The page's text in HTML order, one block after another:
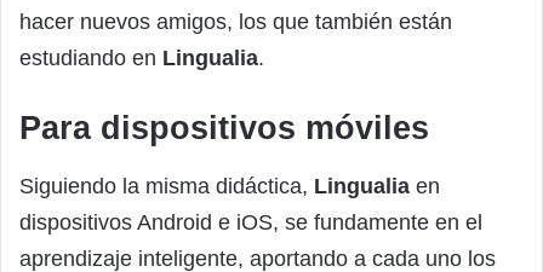
hacer nuevos amigos, los que también están
estudiando en Lingualia.
Para dispositivos móviles
Siguiendo la misma didáctica, Lingualia en
dispositivos Android e iOS, se fundamente en el
aprendizaje inteligente, aportando a cada uno los